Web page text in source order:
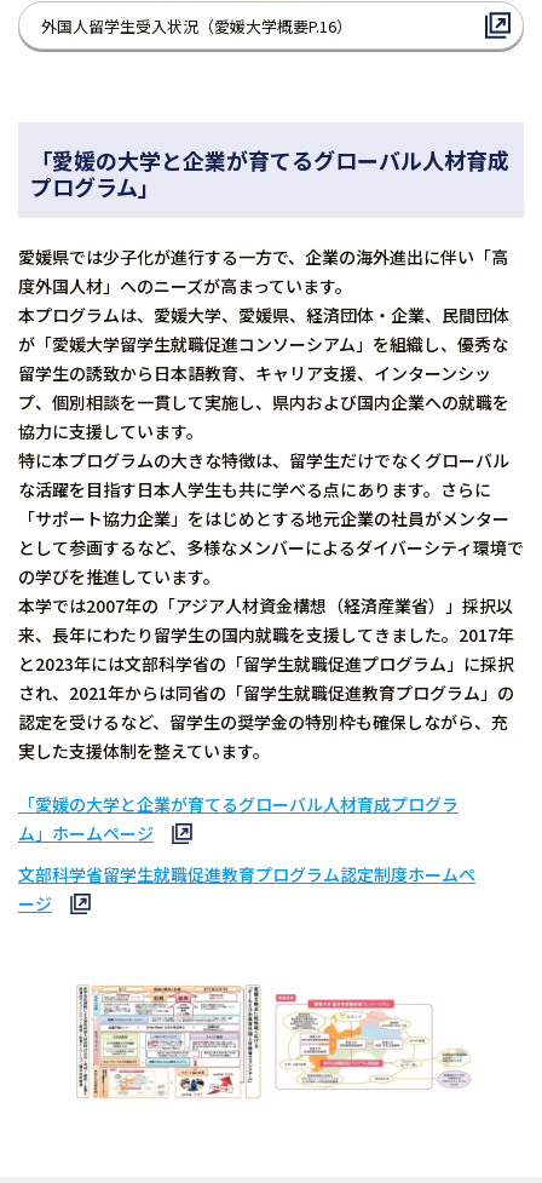
外国人留学生受入状況（愛媛大学概要P.16）
「愛媛の大学と企業が育てるグローバル人材育成
プログラム」
愛媛県では少子化が進行する一方で、企業の海外進出に伴い「高
度外国人材」へのニーズが高まっています。
本プログラムは、愛媛大学、愛媛県、経済団体・企業、民間団体
が「愛媛大学留学生就職促進コンソーシアム」を組織し、優秀な
留学生の誘致から日本語教育、キャリア支援、インターンシッ
プ、個別相談を一貫して実施し、県内および国内企業への就職を
協力に支援しています。
特に本プログラムの大きな特徴は、留学生だけでなくグローバル
な活躍を目指す日本人学生も共に学べる点にあります。さらに
「サポート協力企業」をはじめとする地元企業の社員がメンター
として参画するなど、多様なメンバーによるダイバーシティ環境で
の学びを推進しています。
本学では2007年の「アジア人材資金構想（経済産業省）」採択以
来、長年にわたり留学生の国内就職を支援してきました。2017年
と2023年には文部科学省の「留学生就職促進プログラム」に採択
され、2021年からは同省の「留学生就職促進教育プログラム」の
認定を受けるなど、留学生の奨学金の特別枠も確保しながら、充
実した支援体制を整えています。
「愛媛の大学と企業が育てるグローバル人材育成プログラ
ム」ホームページ
文部科学省留学生就職促進教育プログラム認定制度ホームペ
ージ